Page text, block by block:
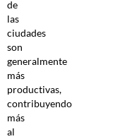
de
las
ciudades
son
generalmente
más
productivas,
contribuyendo
más
al